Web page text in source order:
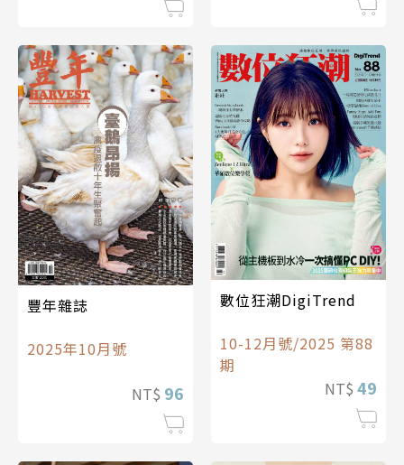
豐年雜誌
2025年10月號
NT$ 96
數位狂潮DigiTrend
10-12月號/2025 第88
期
NT$ 49